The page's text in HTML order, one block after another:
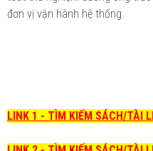
đơn vị vận hành hệ thống.
LINK 1 - TÌM KIẾM SÁCH/TÀI